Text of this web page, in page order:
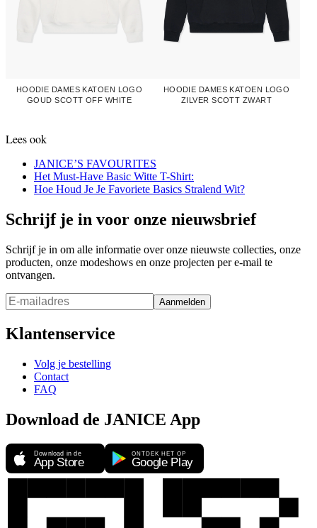
HOODIE DAMES KATOEN LOGO
GOUD SCOTT OFF WHITE
HOODIE DAMES KATOEN LOGO
ZILVER SCOTT ZWART
Lees ook
JANICE’S FAVOURITES
Het Must-Have Basic Witte T-Shirt:
Hoe Houd Je Je Favoriete Basics Stralend Wit?
Schrijf je in voor onze nieuwsbrief
Schrijf je in om alle informatie over onze nieuwste collecties, onze
producten, onze modeshows en onze projecten per e-mail te
ontvangen.
Aanmelden
Klantenservice
Volg je bestelling
Contact
FAQ
Download de JANICE App